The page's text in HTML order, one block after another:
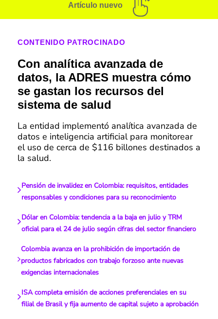
Artículo nuevo
CONTENIDO PATROCINADO
Con analítica avanzada de
datos, la ADRES muestra cómo
se gastan los recursos del
sistema de salud
La entidad implementó analítica avanzada de
datos e inteligencia artificial para monitorear
el uso de cerca de $116 billones destinados a
la salud.
Pensión de invalidez en Colombia: requisitos, entidades
responsables y condiciones para su reconocimiento
Dólar en Colombia: tendencia a la baja en julio y TRM
oficial para el 24 de julio según cifras del sector financiero
Colombia avanza en la prohibición de importación de
productos fabricados con trabajo forzoso ante nuevas
exigencias internacionales
ISA completa emisión de acciones preferenciales en su
filial de Brasil y fija aumento de capital sujeto a aprobación